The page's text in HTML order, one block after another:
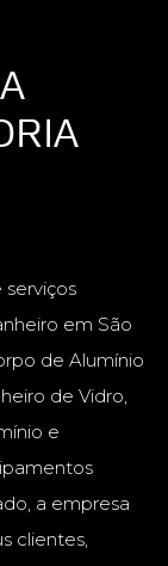
em São
de Alumínio
de Vidro,
e
a empresa
clientes,